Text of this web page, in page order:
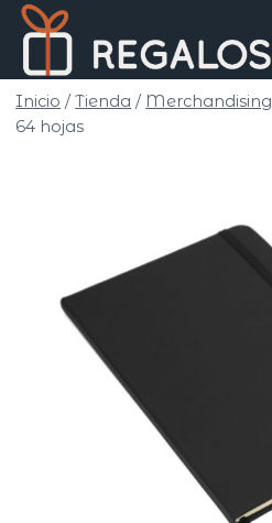
Saltar
contenido
Inicio / Tienda / Merchandising
64 hojas